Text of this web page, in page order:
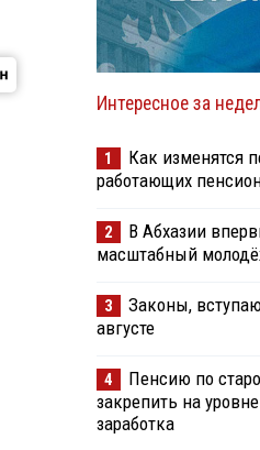
Интересное за
1
Как изменятся
работающих
2
В Абхазии
масштабный
3
Законы,
августе
4
Пенсию по
закрепить на
заработка